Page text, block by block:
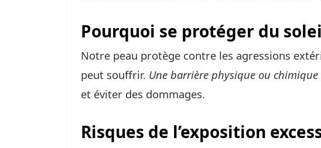
Pourquoi se protéger du
Notre peau protège contre les agressions
peut souffrir. Une barrière physique ou chimique
et éviter des dommages.
Risques de l’exposition